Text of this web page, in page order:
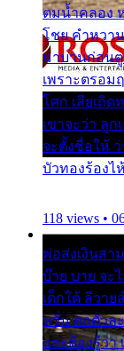
ตมน้ำคลอง
โชย คำหวา
มาบานก่อน
เพราะตรอม
โศก เสียเถิด
เขาจะว่า ลูก
จะตั้งชื่อให้
บัวทองร้องไ
118 views •
พ่อส่งเงินสา
บ๊าย บาย จะ
เด็กใต้ ลีวาย
หวั่น ตกตัวล
และต้องรู้ว่า